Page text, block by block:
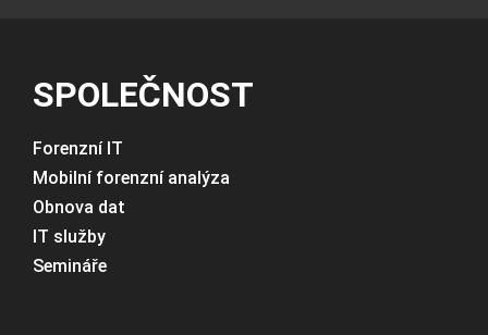
SPOLEČNOST
Forenzní IT
Mobilní forenzní analýza
Obnova dat
IT služby
Semináře